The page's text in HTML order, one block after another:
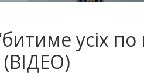
усіх по